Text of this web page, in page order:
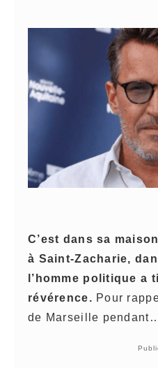
C’est dans sa
à Saint-Zacharie,
l’homme politique a
révérence. Pour
de Marseille